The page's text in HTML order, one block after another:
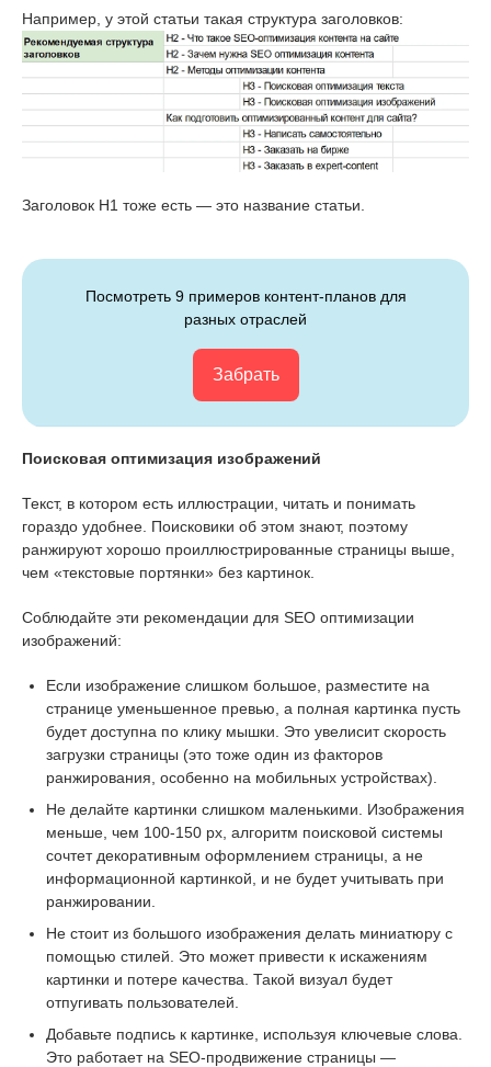
Например, у этой статьи такая структура заголовков:
Заголовок Н1 тоже есть — это название статьи.
Посмотреть 9 примеров контент-планов для
разных отраслей
Забрать
Поисковая оптимизация изображений
Текст, в котором есть иллюстрации, читать и понимать
гораздо удобнее. Поисковики об этом знают, поэтому
ранжируют хорошо проиллюстрированные страницы выше,
чем «текстовые портянки» без картинок.
Соблюдайте эти рекомендации для SEO оптимизации
изображений:
Если изображение слишком большое, разместите на
странице уменьшенное превью, а полная картинка пусть
будет доступна по клику мышки. Это увелисит скорость
загрузки страницы (это тоже один из факторов
ранжирования, особенно на мобильных устройствах).
Не делайте картинки слишком маленькими. Изображения
меньше, чем 100-150 px, алгоритм поисковой системы
сочтет декоративным оформлением страницы, а не
информационной картинкой, и не будет учитывать при
ранжировании.
Не стоит из большого изображения делать миниатюру с
помощью стилей. Это может привести к искажениям
картинки и потере качества. Такой визуал будет
отпугивать пользователей.
Добавьте подпись к картинке, используя ключевые слова.
Это работает на SEO-продвижение страницы —